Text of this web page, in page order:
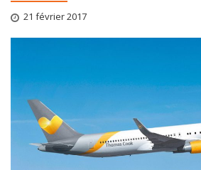
21 février 2017